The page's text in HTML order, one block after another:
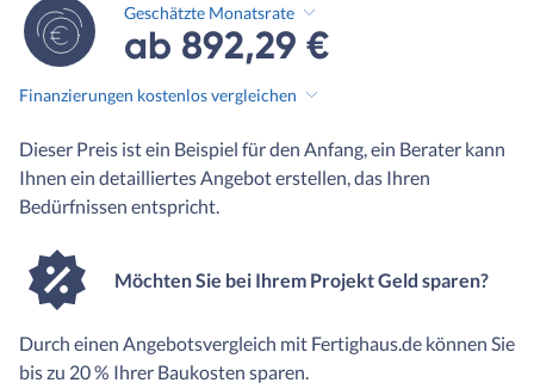
Geschätzte Monatsrate
ab 892,29 €
Finanzierungen kostenlos vergleichen
Dieser Preis ist ein Beispiel für den Anfang, ein Berater kann
Ihnen ein detailliertes Angebot erstellen, das Ihren
Bedürfnissen entspricht.
Möchten Sie bei Ihrem Projekt Geld sparen?
Durch einen Angebotsvergleich mit Fertighaus.de können Sie
bis zu 20 % Ihrer Baukosten sparen.